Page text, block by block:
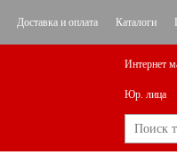
Доставка и оплата Каталоги
Интернет
Юр. лица